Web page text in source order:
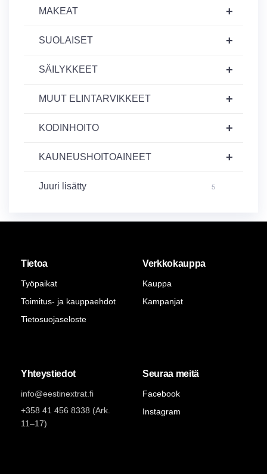
+
MAKEAT
+
SUOLAISET
+
SÄILYKKEET
+
MUUT ELINTARVIKKEET
+
KODINHOITO
+
KAUNEUSHOITOAINEET
Juuri lisätty 5
Tietoa
Työpaikat
Toimitus- ja kauppaehdot
Tietosuojaseloste
Verkkokauppa
Kauppa
Kampanjat
Yhteystiedot
info@eestinextrat.fi
+358 41 456 8338 (Ark.
11–17)
Seuraa meitä
Facebook
Instagram